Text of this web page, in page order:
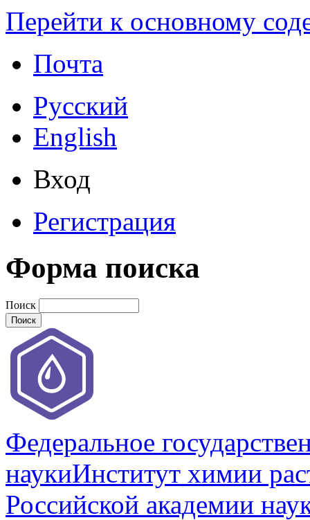
Перейти к основному
Почта
Русский
English
Вход
Регистрация
Форма поиска
Поиск
Федеральное
наукиИнститут химии
Российской академии